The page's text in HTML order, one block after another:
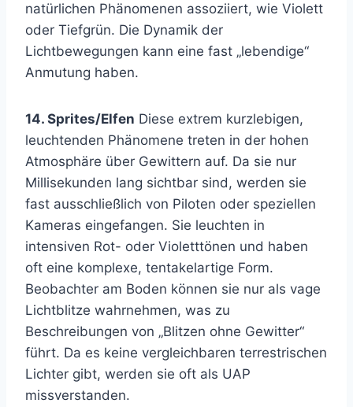
natürlichen Phänomenen assoziiert, wie Violett
oder Tiefgrün. Die Dynamik der
Lichtbewegungen kann eine fast „lebendige“
Anmutung haben.
14. Sprites/Elfen Diese extrem kurzlebigen,
leuchtenden Phänomene treten in der hohen
Atmosphäre über Gewittern auf. Da sie nur
Millisekunden lang sichtbar sind, werden sie
fast ausschließlich von Piloten oder speziellen
Kameras eingefangen. Sie leuchten in
intensiven Rot- oder Violetttönen und haben
oft eine komplexe, tentakelartige Form.
Beobachter am Boden können sie nur als vage
Lichtblitze wahrnehmen, was zu
Beschreibungen von „Blitzen ohne Gewitter“
führt. Da es keine vergleichbaren terrestrischen
Lichter gibt, werden sie oft als UAP
missverstanden.